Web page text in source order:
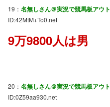
19： 名無しさん＠実況で競馬板アウト
ID:42MtM+To0.net
9万9800人は男
20： 名無しさん＠実況で競馬板アウト
ID:0Z59aa930.net